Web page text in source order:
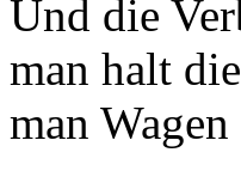
Und die
man halt
man